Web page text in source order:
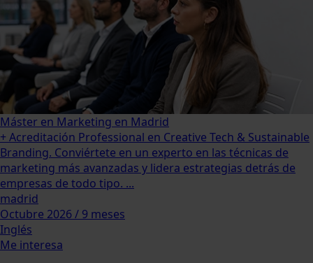
Máster en Marketing en Madrid
+ Acreditación Professional en Creative Tech & Sustainable
Branding. Conviértete en un experto en las técnicas de
marketing más avanzadas y lidera estrategias detrás de
empresas de todo tipo. ...
madrid
Octubre 2026 / 9 meses
Inglés
Me interesa